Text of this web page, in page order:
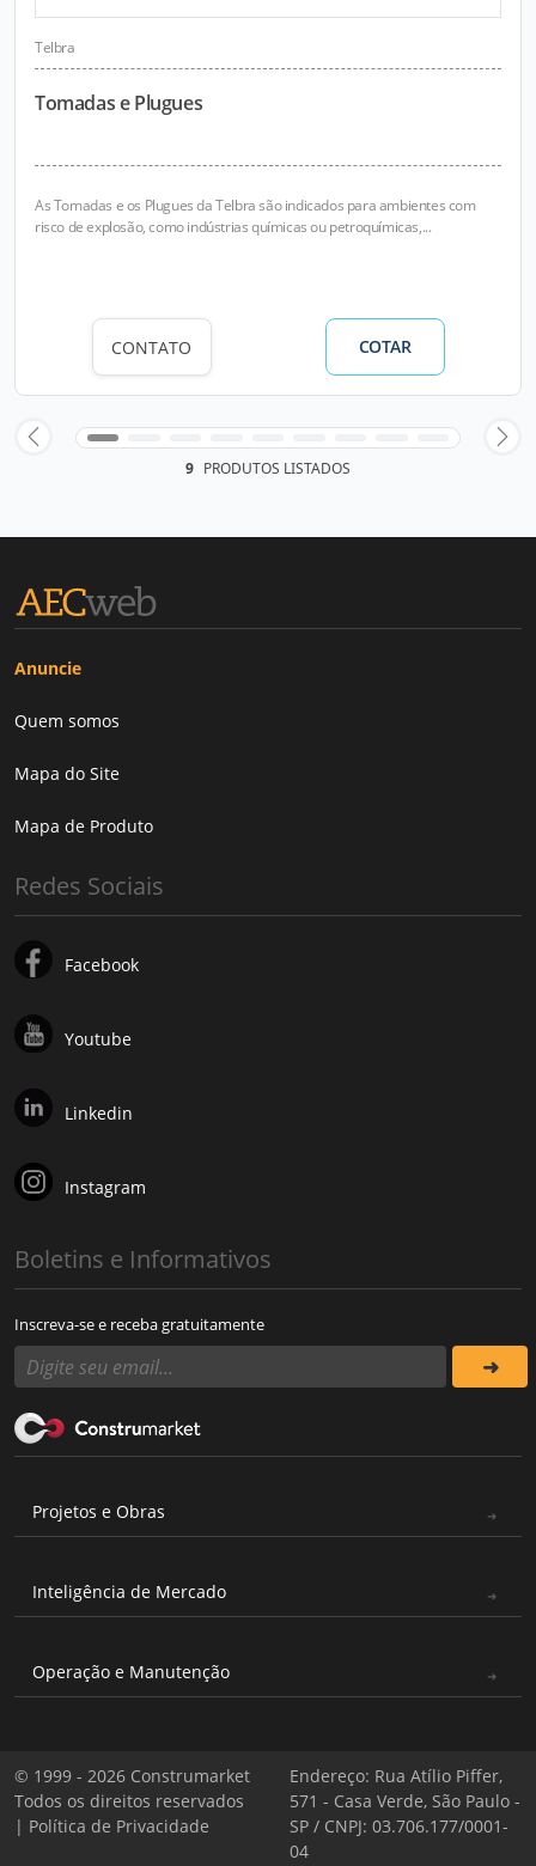
Telbra
Tomadas e Plugues
As Tomadas e os Plugues da Telbra são indicados para ambientes com
risco de explosão, como indústrias químicas ou petroquímicas,...
CONTATO COTAR
9 PRODUTOS LISTADOS
Anuncie
Quem somos
Mapa do Site
Mapa de Produto
Redes Sociais
Facebook
Youtube
Linkedin
Instagram
Boletins e Informativos
Inscreva-se e receba gratuitamente
Projetos e Obras
Inteligência de Mercado
Operação e Manutenção
© 1999 - 2026 Construmarket
Todos os direitos reservados
| Política de Privacidade
Endereço: Rua Atílio Piffer,
571 - Casa Verde, São Paulo -
SP / CNPJ: 03.706.177/0001-
04